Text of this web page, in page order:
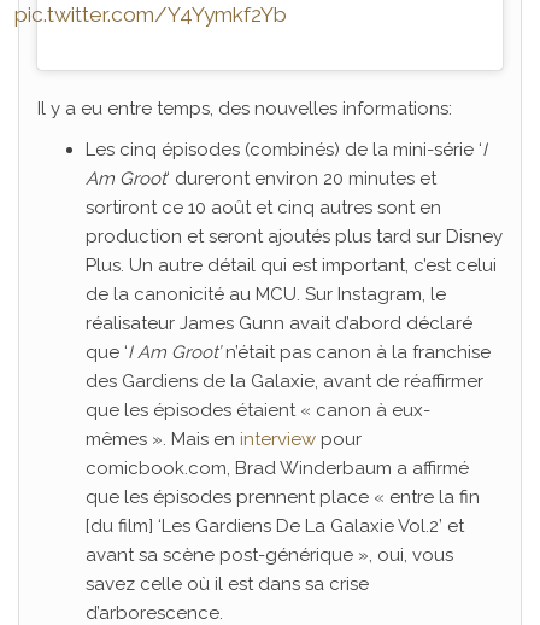
pic.twitter.com/Y4Yymkf2Yb
Il y a eu entre temps, des nouvelles informations:
Les cinq épisodes (combinés) de la mini-série ‘I
Am Groot‘ dureront environ 20 minutes et
sortiront ce 10 août et cinq autres sont en
production et seront ajoutés plus tard sur Disney
Plus. Un autre détail qui est important, c’est celui
de la canonicité au MCU. Sur Instagram, le
réalisateur James Gunn avait d’abord déclaré
que ‘I Am Groot’n’était pas canon à la franchise
des Gardiens de la Galaxie, avant de réaffirmer
que les épisodes étaient « canon à eux-
mêmes ». Mais en interview pour
comicbook.com, Brad Winderbaum a affirmé
que les épisodes prennent place « entre la fin
[du film] ‘Les Gardiens De La Galaxie Vol.2’ et
avant sa scène post-générique », oui, vous
savez celle où il est dans sa crise
d’arborescence.